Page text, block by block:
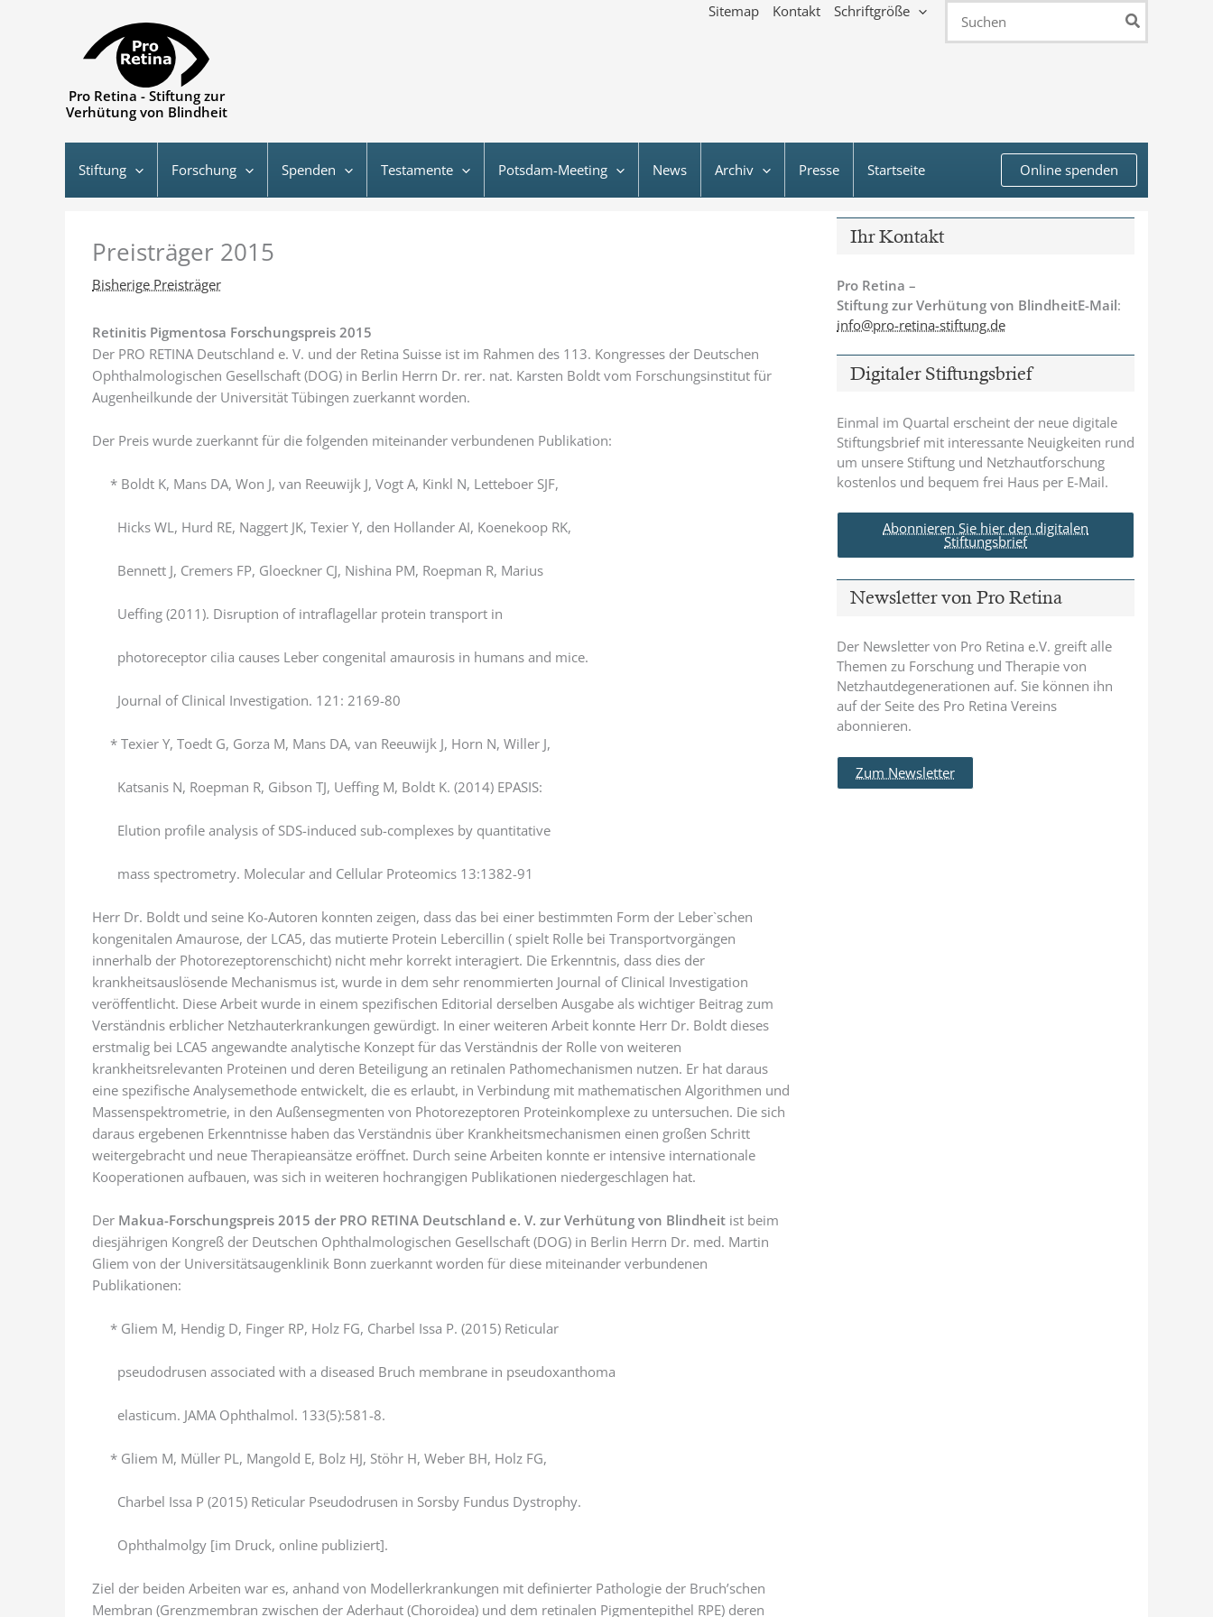
Pro Retina - Stiftung zur
Verhütung von Blindheit
Sitemap Kontakt Schriftgröße
for:
Stiftung Forschung Spenden Testamente Potsdam-Meeting News Archiv Presse Startseite Online spenden
Preisträger 2015
Bisherige Preisträger
Retinitis Pigmentosa Forschungspreis 2015
Der PRO RETINA Deutschland e. V. und der Retina Suisse ist im Rahmen des 113. Kongresses der Deutschen
Ophthalmologischen Gesellschaft (DOG) in Berlin Herrn Dr. rer. nat. Karsten Boldt vom Forschungsinstitut für
Augenheilkunde der Universität Tübingen zuerkannt worden.
Der Preis wurde zuerkannt für die folgenden miteinander verbundenen Publikation:
* Boldt K, Mans DA, Won J, van Reeuwijk J, Vogt A, Kinkl N, Letteboer SJF,
Hicks WL, Hurd RE, Naggert JK, Texier Y, den Hollander AI, Koenekoop RK,
Bennett J, Cremers FP, Gloeckner CJ, Nishina PM, Roepman R, Marius
Ueffing (2011). Disruption of intraflagellar protein transport in
photoreceptor cilia causes Leber congenital amaurosis in humans and mice.
Journal of Clinical Investigation. 121: 2169-80
* Texier Y, Toedt G, Gorza M, Mans DA, van Reeuwijk J, Horn N, Willer J,
Katsanis N, Roepman R, Gibson TJ, Ueffing M, Boldt K. (2014) EPASIS:
Elution profile analysis of SDS-induced sub-complexes by quantitative
mass spectrometry. Molecular and Cellular Proteomics 13:1382-91
Herr Dr. Boldt und seine Ko-Autoren konnten zeigen, dass das bei einer bestimmten Form der Leber`schen
kongenitalen Amaurose, der LCA5, das mutierte Protein Lebercillin ( spielt Rolle bei Transportvorgängen
innerhalb der Photorezeptorenschicht) nicht mehr korrekt interagiert. Die Erkenntnis, dass dies der
krankheitsauslösende Mechanismus ist, wurde in dem sehr renommierten Journal of Clinical Investigation
veröffentlicht. Diese Arbeit wurde in einem spezifischen Editorial derselben Ausgabe als wichtiger Beitrag zum
Verständnis erblicher Netzhauterkrankungen gewürdigt. In einer weiteren Arbeit konnte Herr Dr. Boldt dieses
erstmalig bei LCA5 angewandte analytische Konzept für das Verständnis der Rolle von weiteren
krankheitsrelevanten Proteinen und deren Beteiligung an retinalen Pathomechanismen nutzen. Er hat daraus
eine spezifische Analysemethode entwickelt, die es erlaubt, in Verbindung mit mathematischen Algorithmen und
Massenspektrometrie, in den Außensegmenten von Photorezeptoren Proteinkomplexe zu untersuchen. Die sich
daraus ergebenen Erkenntnisse haben das Verständnis über Krankheitsmechanismen einen großen Schritt
weitergebracht und neue Therapieansätze eröffnet. Durch seine Arbeiten konnte er intensive internationale
Kooperationen aufbauen, was sich in weiteren hochrangigen Publikationen niedergeschlagen hat.
Der Makua-Forschungspreis 2015 der PRO RETINA Deutschland e. V. zur Verhütung von Blindheit ist beim
diesjährigen Kongreß der Deutschen Ophthalmologischen Gesellschaft (DOG) in Berlin Herrn Dr. med. Martin
Gliem von der Universitätsaugenklinik Bonn zuerkannt worden für diese miteinander verbundenen
Publikationen:
* Gliem M, Hendig D, Finger RP, Holz FG, Charbel Issa P. (2015) Reticular
pseudodrusen associated with a diseased Bruch membrane in pseudoxanthoma
elasticum. JAMA Ophthalmol. 133(5):581-8.
* Gliem M, Müller PL, Mangold E, Bolz HJ, Stöhr H, Weber BH, Holz FG,
Charbel Issa P (2015) Reticular Pseudodrusen in Sorsby Fundus Dystrophy.
Ophthalmolgy [im Druck, online publiziert].
Ziel der beiden Arbeiten war es, anhand von Modellerkrankungen mit definierter Pathologie der Bruch’schen
Membran (Grenzmembran zwischen der Aderhaut (Choroidea) und dem retinalen Pigmentepithel RPE) deren
Ihr Kontakt
Pro Retina –
Stiftung zur Verhütung von BlindheitE-Mail:
info@pro-retina-stiftung.de
Digitaler Stiftungsbrief
Einmal im Quartal erscheint der neue digitale
Stiftungsbrief mit interessante Neuigkeiten rund
um unsere Stiftung und Netzhautforschung
kostenlos und bequem frei Haus per E-Mail.
Abonnieren Sie hier den digitalen
Stiftungsbrief
Newsletter von Pro Retina
Der Newsletter von Pro Retina e.V. greift alle
Themen zu Forschung und Therapie von
Netzhautdegenerationen auf. Sie können ihn
auf der Seite des Pro Retina Vereins
abonnieren.
Zum Newsletter